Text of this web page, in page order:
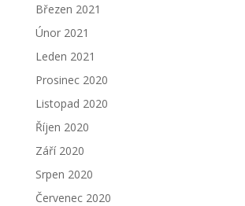
Březen 2021
Únor 2021
Leden 2021
Prosinec 2020
Listopad 2020
Říjen 2020
Září 2020
Srpen 2020
Červenec 2020